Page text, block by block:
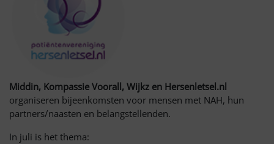
Middin, Kompassie Voorall, Wijkz en Hersenletsel.nl
organiseren bijeenkomsten voor mensen met NAH, hun
partners/naasten en belangstellenden.
In juli is het thema: